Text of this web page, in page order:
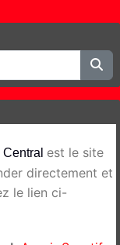
est le site
directement et
le lien ci-